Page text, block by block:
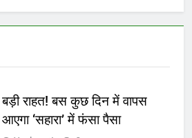
बड़ी राहत! बस कुछ दिन में वापस
आएगा ‘सहारा’ में फंसा पैसा